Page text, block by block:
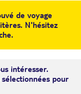
de voyage
N'hésitez
intéresser.
pour